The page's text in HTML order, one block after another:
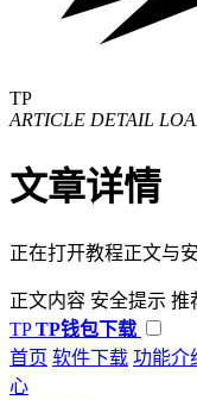
TP
ARTICLE DETAIL
文章详情
正在打开教程正文与
正文内容 安全提示 推
TP TP钱包下载
首页 软件下载 功能介
心